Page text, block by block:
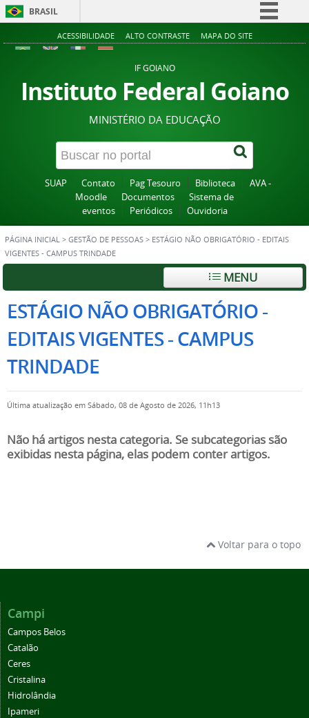
BRASIL
Simplifique!
Acesso à informação
Legislação
Canais
ACESSIBILIDADE ALTO CONTRASTE MAPA DO SITE
IF GOIANO
Instituto Federal Goiano
MINISTÉRIO DA EDUCAÇÃO
SUAP Contato Pag Tesouro Biblioteca
AVA -
Moodle
Documentos
Sistema de
eventos
Periódicos Ouvidoria
PÁGINA INICIAL > GESTÃO DE PESSOAS > ESTÁGIO NÃO OBRIGATÓRIO - EDITAIS
VIGENTES - CAMPUS TRINDADE
MENU
ESTÁGIO NÃO OBRIGATÓRIO -
EDITAIS VIGENTES - CAMPUS
TRINDADE
Última atualização em Sábado, 08 de Agosto de 2026, 11h13
Não há artigos nesta categoria. Se subcategorias são
exibidas nesta página, elas podem conter artigos.
Voltar para o topo
Campi
Campos Belos
Catalão
Ceres
Cristalina
Hidrolândia
Ipameri